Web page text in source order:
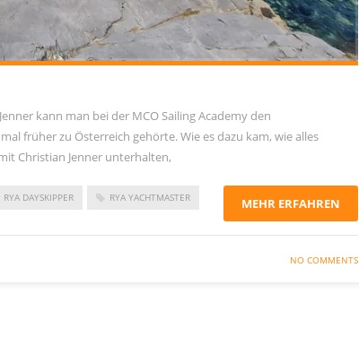
kann man bei der MCO Sailing Academy den
früher zu Österreich gehörte. Wie es dazu kam, wie alles
Christian Jenner unterhalten,
RYA DAYSKIPPER RYA YACHTMASTER MEHR ERFAHREN
NO COMMENTS